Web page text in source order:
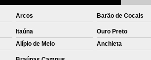
Arcos Barão de Cocais
Itaúna Ouro Preto
Alípio de Melo Anchieta